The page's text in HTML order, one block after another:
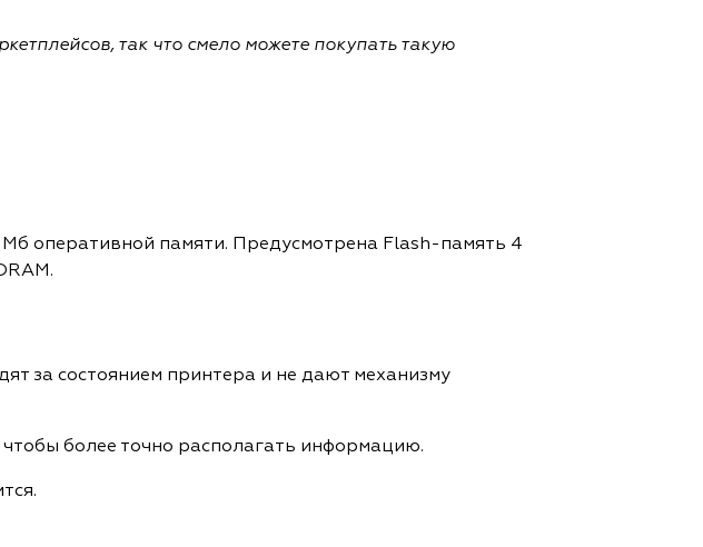
так что смело можете покупать такую
оперативной памяти. Предусмотрена Flash-память 4
за состоянием принтера и не дают механизму
более точно располагать информацию.